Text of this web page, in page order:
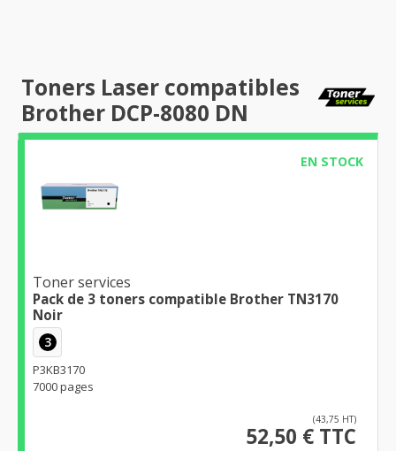
Toners Laser compatibles
Brother DCP-8080 DN
EN STOCK
Toner services
Pack de 3 toners compatible Brother TN3170
Noir
3
P3KB3170
7000 pages
(43,75 HT)
52,50 € TTC